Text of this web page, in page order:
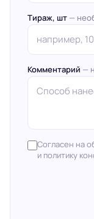
Тираж, шт —
Комментарий —
Согласен на
и политику